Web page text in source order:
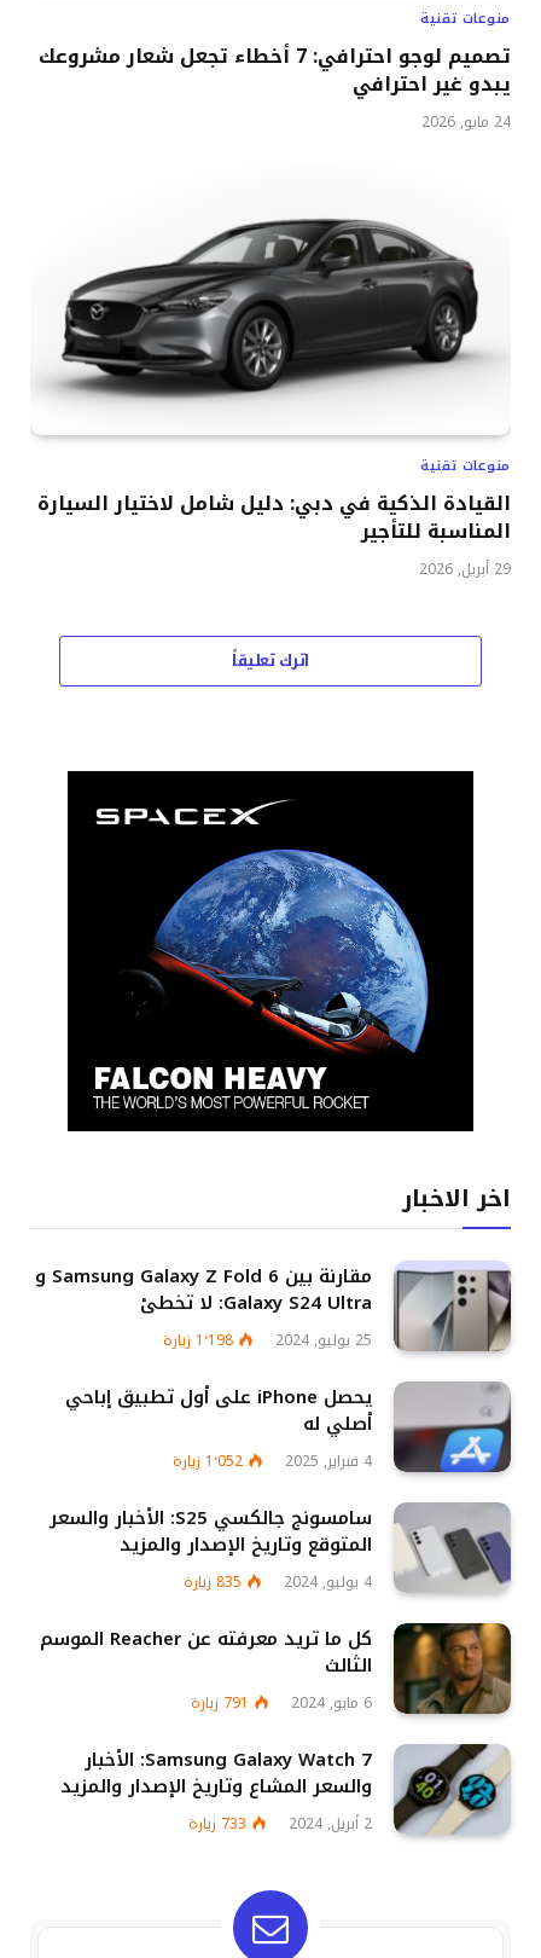
منوعات تقنية
تصميم لوجو احترافي: 7 أخطاء تجعل شعار مشروعك
يبدو غير احترافي
24 مايو, 2026
منوعات تقنية
القيادة الذكية في دبي: دليل شامل لاختيار السيارة
المناسبة للتأجير
29 أبريل, 2026
اترك تعليقاً
اخر الاخبار
مقارنة بين Samsung Galaxy Z Fold 6 و
Galaxy S24 Ultra: لا تخطئ
25 يوليو, 2024 1٬198 زيارة
يحصل iPhone على أول تطبيق إباحي
أصلي له
4 فبراير, 2025 1٬052 زيارة
سامسونج جالكسي S25: الأخبار والسعر
المتوقع وتاريخ الإصدار والمزيد
4 يوليو, 2024 835 زيارة
كل ما تريد معرفته عن Reacher الموسم
الثالث
6 مايو, 2024 791 زيارة
Samsung Galaxy Watch 7: الأخبار
والسعر المشاع وتاريخ الإصدار والمزيد
2 أبريل, 2024 733 زيارة